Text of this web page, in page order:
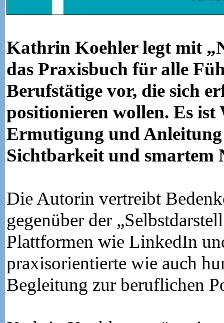
Kathrin Koehler legt mit
das Praxisbuch für alle
Berufstätige vor, die sich
positionieren wollen. Es ist
Ermutigung und
Sichtbarkeit und smartem
Die Autorin vertreibt
gegenüber der
Plattformen wie LinkedIn
praxisorientierte wie auch
Begleitung zur beruflichen